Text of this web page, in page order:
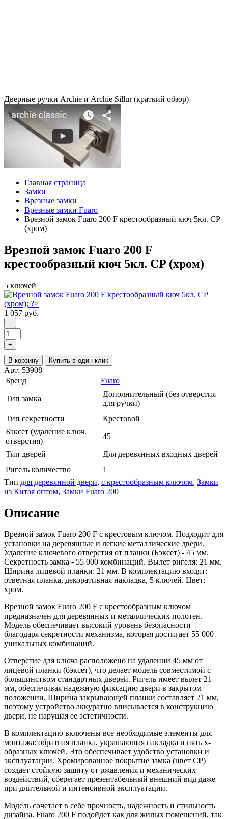
Дверные ручки Archie и Archie Sillur (краткий обзор)
Главная страница
Замки
Врезные замки
Врезные замки Fuaro
Врезной замок Fuaro 200 F крестообразный кюч 5кл. CP
(хром)
Врезной замок Fuaro 200 F
крестообразный кюч 5кл. CP (хром)
5 ключей
1 057 руб.
−
+
В корзину Купить в один клик
Арт: 53908
Бренд
Fuaro
Тип замка
Дополнительный (без отверстия
для ручки)
Тип секретности
Крестовой
Бэксет (удаление ключ.
отверстия)
45
Тип дверей
Для деревянных входных дверей
Ригель количество
1
Тип для деревянной двери, с крестообразным ключом, Замки
из Китая оптом, Замки Fuaro 200
Описание
Врезной замок Fuaro 200 F с крестовым ключом. Подходит для
установки на деревянные и легкие металлические двери.
Удаление ключевого отверстия от планки (Бэксет) - 45 мм.
Секретность замка - 55 000 комбинаций. Вылет ригеля: 21 мм.
Ширина лицевой планки: 21 мм. В комплектацию входят:
ответная планка, декоративная накладка, 5 ключей. Цвет:
хром.
Врезной замок Fuaro 200 F с крестообразным ключом
предназначен для деревянных и металлических полотен.
Модель обеспечивает высокий уровень безопасности
благодаря секретности механизма, которая достигает 55 000
уникальных комбинаций.
Отверстие для ключа расположено на удалении 45 мм от
лицевой планки (бэксет), что делает модель совместимой с
большинством стандартных дверей. Ригель имеет вылет 21
мм, обеспечивая надежную фиксацию двери в закрытом
положении. Ширина закрывающей планки составляет 21 мм,
поэтому устройство аккуратно вписывается в конструкцию
двери, не нарушая ее эстетичности.
В комплектацию включены все необходимые элементы для
монтажа: обратная планка, украшающая накладка и пять х-
образных ключей. Это обеспечивает удобство установки и
эксплуатации. Хромированное покрытие замка (цвет CP)
создает стойкую защиту от ржавления и механических
воздействий, сберегает презентабельный внешний вид даже
при длительной и интенсивной эксплуатации.
Модель сочетает в себе прочность, надежность и стильность
дизайна. Fuaro 200 F подойдет как для жилых помещений, так